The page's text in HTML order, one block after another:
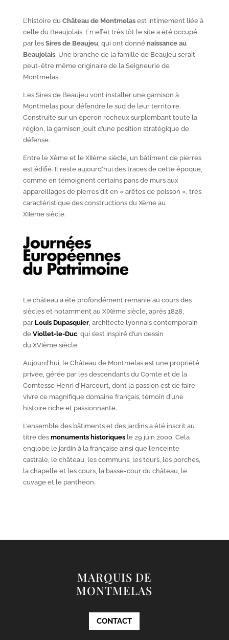
L’histoire duChâteau de Montmelasest intimement liée à
celle du Beaujolais. En effet très tôt le site a été occupé
par les Sires de Beaujeu, qui ont donné naissance au
Beaujolais. Une branche de la famille de Beaujeu serait
peut-être même originaire de la Seigneurie de
Montmelas.
Les Sires de Beaujeu vont installer une garnison à
Montmelas pour défendre le sud de leur territoire.
Construite sur un éperon rocheux surplombant toute la
région, la garnison jouit d’une position stratégique de
défense.
Entre le Xèmeet le XIIèmesiècle, un bâtiment de pierres
est édifié. Il reste aujourd’hui des traces de cette époque,
comme en témoignent certains pans de murs aux
appareillages de pierres dit en « arêtes de poisson », très
caractéristique des constructions du Xèmeau
XIIèmesiècle.
Le château a été profondément remanié au cours des
siècles et notamment au XIXèmesiècle, après 1828,
par Louis Dupasquier, architecte lyonnais contemporain
de Viollet-le-Duc, qui s’est inspiré d’un dessin
du XVIèmesiècle.
Aujourd’hui, le Château de Montmelas est une propriété
privée, gérée par les descendants du Comte et de la
Comtesse Henri d’Harcourt, dont la passion est de faire
vivre ce magnifique domaine français, témoin d’une
histoire riche et passionnante.
L’ensemble des bâtiments et des jardins a été inscrit au
titre des monuments historiquesle 29 juin 2000. Cela
englobe le jardin à la française ainsi que l’enceinte
castrale, le château, les communs, les tours, les porches,
la chapelle et les cours, la basse-cour du château, le
cuvage et le panthéon.
MARQUIS DE
MONTMELAS
CONTACT